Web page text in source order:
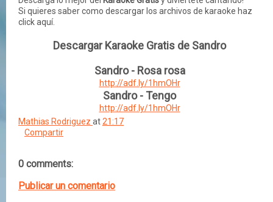
Si quieres saber como descargar los archivos de karaoke haz
click aquí.
Descargar Karaoke Gratis de Sandro
Sandro - Rosa rosa
http://adf.ly/1hmOHr
Sandro - Tengo
http://adf.ly/1hmOHr
Mathias Rodriguez at21:17
Compartir
0 comments:
Publicar un comentario